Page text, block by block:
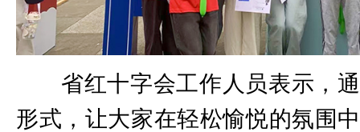
省红十字会工作人员表示，
形式，让大家在轻松愉悦的氛围